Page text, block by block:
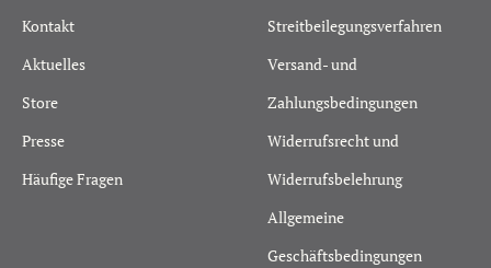
Kontakt
Aktuelles
Store
Presse
Häufige Fragen
Streitbeilegungsverfahren
Versand- und
Zahlungsbedingungen
Widerrufsrecht und
Widerrufsbelehrung
Allgemeine
Geschäftsbedingungen